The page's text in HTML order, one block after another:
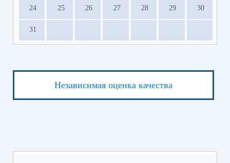
24 25 26 27 28 29 30
31
Независимая оценка качества